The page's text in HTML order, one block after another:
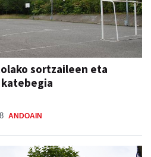
sortzaileen eta
ANDOAIN